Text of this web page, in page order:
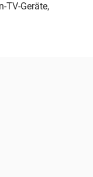
TV-Geräte,